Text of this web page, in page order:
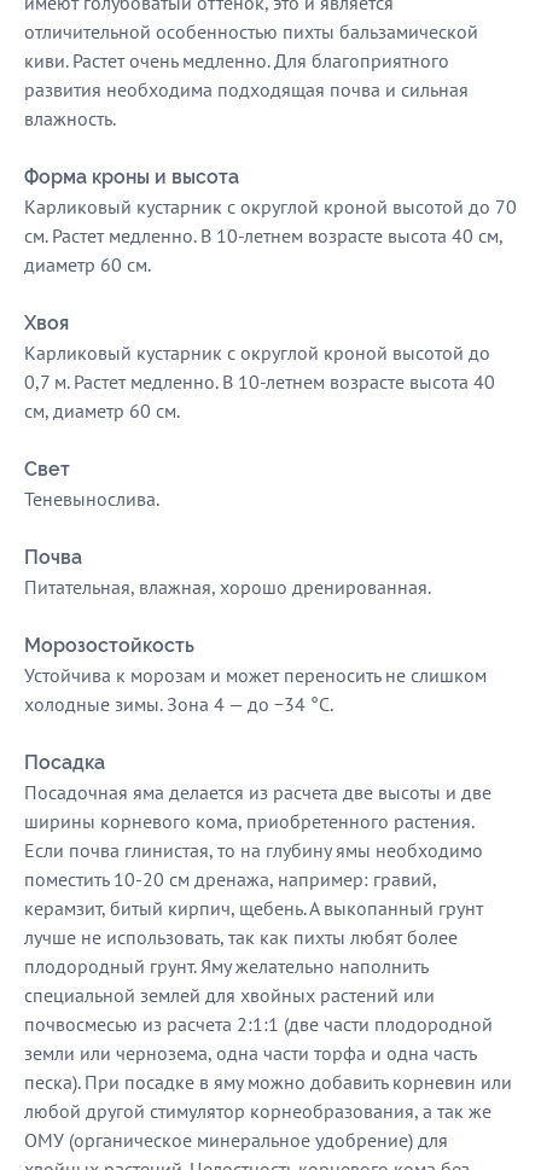
отличительной особенностью пихты бальзамической
киви. Растет очень медленно. Для благоприятного
развития необходима подходящая почва и сильная
влажность.
Форма кроны и высота
Карликовый кустарник с округлой кроной высотой до 70
см. Растет медленно. В 10-летнем возрасте высота 40 см,
диаметр 60 см.
Хвоя
Карликовый кустарник с округлой кроной высотой до
0,7 м. Растет медленно. В 10-летнем возрасте высота 40
см, диаметр 60 см.
Свет
Теневынослива.
Почва
Питательная, влажная, хорошо дренированная.
Морозостойкость
Устойчива к морозам и может переносить не слишком
холодные зимы. Зона 4 — до −34 °C.
Посадка
Посадочная яма делается из расчета две высоты и две
ширины корневого кома, приобретенного растения.
Если почва глинистая, то на глубину ямы необходимо
поместить 10-20 см дренажа, например: гравий,
керамзит, битый кирпич, щебень. А выкопанный грунт
лучше не использовать, так как пихты любят более
плодородный грунт. Яму желательно наполнить
специальной землей для хвойных растений или
почвосмесью из расчета 2:1:1 (две части плодородной
земли или чернозема, одна части торфа и одна часть
песка). При посадке в яму можно добавить корневин или
любой другой стимулятор корнеобразования, а так же
ОМУ (органическое минеральное удобрение) для